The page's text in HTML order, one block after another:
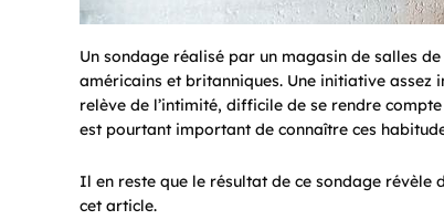
Un sondage réalisé par un magasin de salles
américains et britanniques. Une initiative assez
relève de l’intimité, difficile de se rendre
est pourtant important de connaître ces
Il en reste que le résultat de ce sondage révèle
cet article.